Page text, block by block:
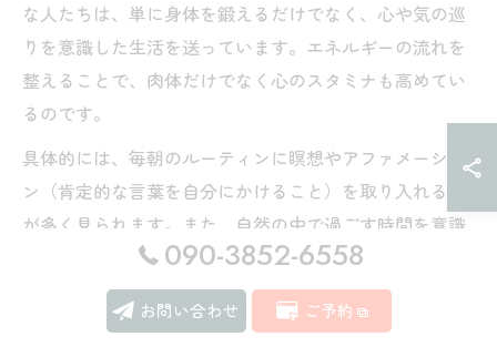
な人たちは、単に身体を鍛えるだけでなく、心や気の巡
りを意識した生活を送っています。エネルギーの流れを
整えることで、肉体だけでなく心のスタミナも高めてい
るのです。
具体的には、毎朝のルーティンに瞑想やアファメーショ
ン（肯定的な言葉を自分にかけること）を取り入れる人
が多く見られます。また、自然の中で過ごす時間を意識
的に作り、心身をリセットすることも重要な習慣です。
スピリチュアルな観点からは、不要なストレスやネガテ
ィブな感情を手放すことで、体力の消耗を防ぐことがで
090-3852-6558
お問い合わせ ご予約